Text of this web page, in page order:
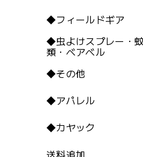
◆フィールドギア
◆虫よけスプレー・
類・ベアベル
◆その他
◆アパレル
◆カヤック
送料追加